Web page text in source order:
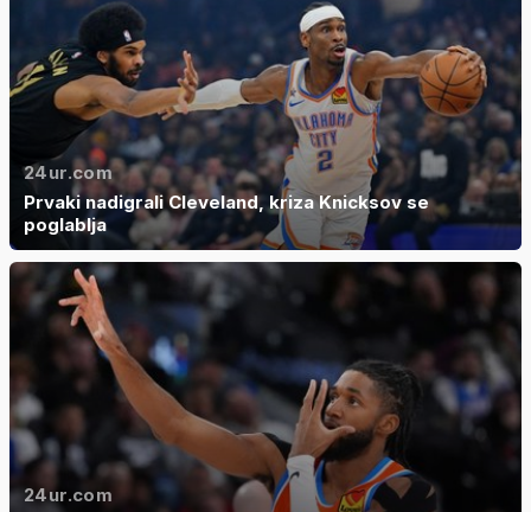
24ur.com
Prvaki nadigrali Cleveland, kriza Knicksov se
poglablja
24ur.com